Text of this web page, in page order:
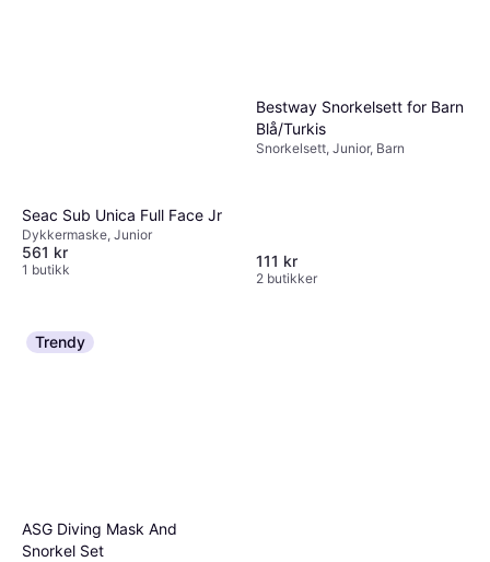
Seac Sub Unica Full Face Jr
Dykkermaske, Junior
561 kr
1 butikk
Bestway Snorkelsett for Barn
Blå/Turkis
Snorkelsett, Junior, Barn
111 kr
2 butikker
Trendy
ASG Diving Mask And
Snorkel Set